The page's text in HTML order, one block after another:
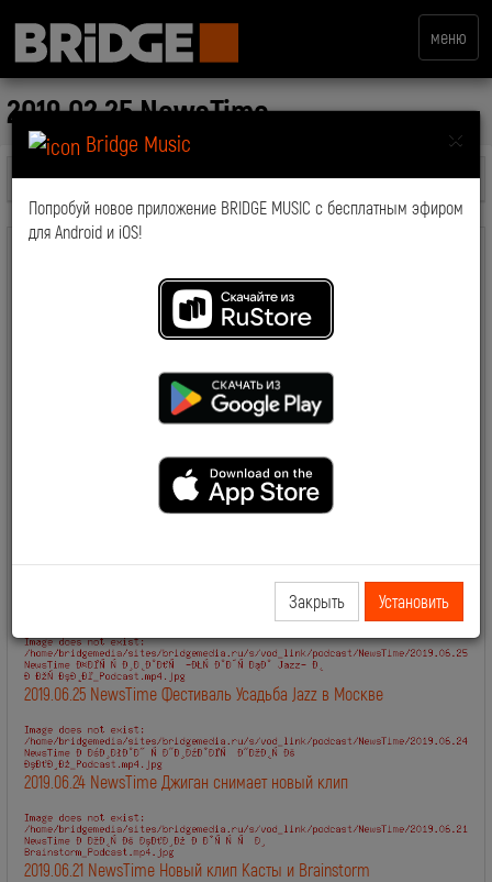
меню
×
Bridge Music
Попробуй новое приложение BRIDGE MUSIC с бесплатным эфиром
для Android и iOS!
Закрыть Установить
2019.02.25 NewsTime
Все передачи
2019.06.28 NewsTime День Рождения Сосо Павлиашвили
2019.06.27 NewsTime Новый клип Филиппа Киркорова
2019.06.25 NewsTime Фестиваль Усадьба Jazz в Москве
2019.06.24 NewsTime Джиган снимает новый клип
2019.06.21 NewsTime Новый клип Касты и Brainstorm